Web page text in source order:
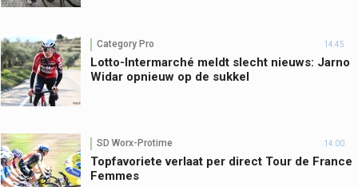
Category Pro 14:45
Lotto-Intermarché meldt slecht nieuws: Jarno
Widar opnieuw op de sukkel
SD Worx-Protime 14:00
Topfavoriete verlaat per direct Tour de France
Femmes